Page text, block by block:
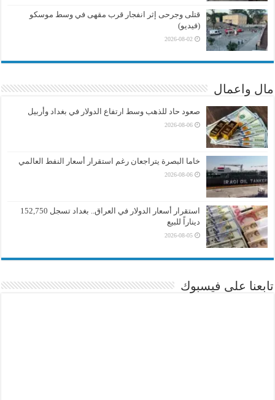
قتلى وجرحى إثر انفجار قرب مقهى في وسط موسكو
(فيديو)
2026-08-02
مال واعمال
صعود حاد للذهب وسط ارتفاع الدولار في بغداد وأربيل
2026-08-06
خاما البصرة يتراجعان رغم استقرار أسعار النفط العالمي
2026-08-06
استقرار أسعار الدولار في العراق.. بغداد تسجل 152,750
ديناراً للبيع
2026-08-05
تابعنا على فيسبوك